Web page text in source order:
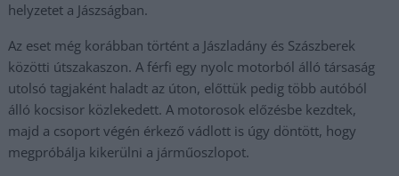
helyzetet a Jászságban.
Az eset még korábban történt a Jászladány és Szászberek
közötti útszakaszon. A férfi egy nyolc motorból álló társaság
utolsó tagjaként haladt az úton, előttük pedig több autóból
álló kocsisor közlekedett. A motorosok előzésbe kezdtek,
majd a csoport végén érkező vádlott is úgy döntött, hogy
megpróbálja kikerülni a járműoszlopot.